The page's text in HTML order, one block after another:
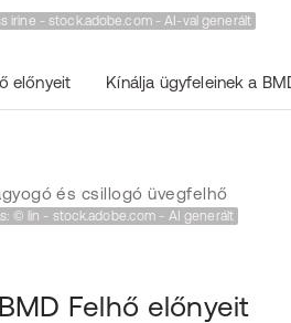
irine - stock.adobe.com - AI-val generált
előnyeit Kínálja ügyfeleinek a
© lin - stock.adobe.com - AI generált
Felhő előnyeit